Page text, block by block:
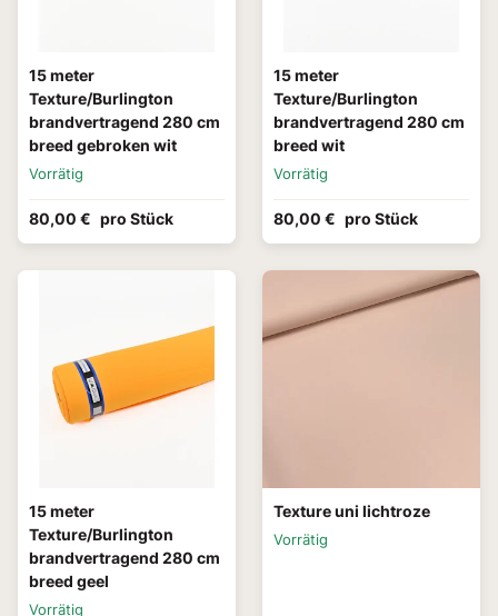
15 meter
Texture/Burlington
brandvertragend 280 cm
breed gebroken wit
Vorrätig
80,00 € pro Stück
15 meter
Texture/Burlington
brandvertragend 280 cm
breed wit
Vorrätig
80,00 € pro Stück
15 meter
Texture/Burlington
brandvertragend 280 cm
breed geel
Vorrätig
Texture uni lichtroze
Vorrätig